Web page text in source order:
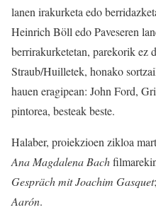
lanen irakurketa edo
Heinrich Böll edo Paveseren
berrirakurketetan, parekorik ez
Straub/Huilletek, honako
hauen eragipean: John Ford,
pintorea, besteak beste.
Halaber, proiekzioen zikloa
Ana Magdalena Bach
Gespräch mit Joachim Gasquet
Aarón.